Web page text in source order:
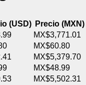
(USD) Precio (MXN)
MX$3,771.01
MX$60.80
MX$5,379.70
MX$48.99
MX$5,502.31